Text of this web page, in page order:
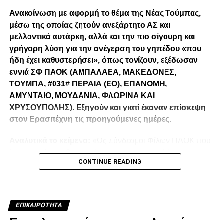
Ανακοίνωση με αφορμή το θέμα της Νέας Τούμπας,
μέσω της οποίας ζητούν ανεξάρτητο ΑΣ και
μελλοντικά αυτάρκη, αλλά και την πιο σίγουρη και
γρήγορη λύση για την ανέγερση του γηπέδου «που
ήδη έχει καθυστερήσει», όπως τονίζουν, εξέδωσαν
εννιά ΣΦ ΠΑΟΚ (ΑΜΠΑΛΑΕΑ, ΜΑΚΕΔΟΝΕΣ,
ΤΟΥΜΠΑ, #031# ΠΕΡΑΙΑ (ΕΟ), ΕΠΑΝΟΜΗ,
ΑΜΥΝΤΑΙΟ, ΜΟΥΔΑΝΙΑ, ΦΛΩΡΙΝΑ ΚΑΙ
ΧΡΥΣΟΥΠΟΛΗΣ). Εξηγούν και γιατί έκαναν επίσκεψη
στον Ερασιτέχνη τις προηγούμενες ημέρες.
λειτουργούμε καθημερινά με γνώμωνα το καλό του
Δικεφάλου και μόνο, αισθανόμαστε την ανάγκη να
όψη των 100 ετών τα διοικητικά εσωπροβλήματα του
οργανισμού δεν φαίνεται να καταλαγιάζουν (κάθε άλλο
μάλλον) παρά τις επανειλημμένες προσπάθειες μας να
CONTINUE READING
ΕΠΙΚΑΙΡΌΤΗΤΑ